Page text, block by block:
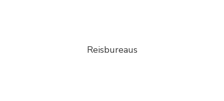
Reisbureaus